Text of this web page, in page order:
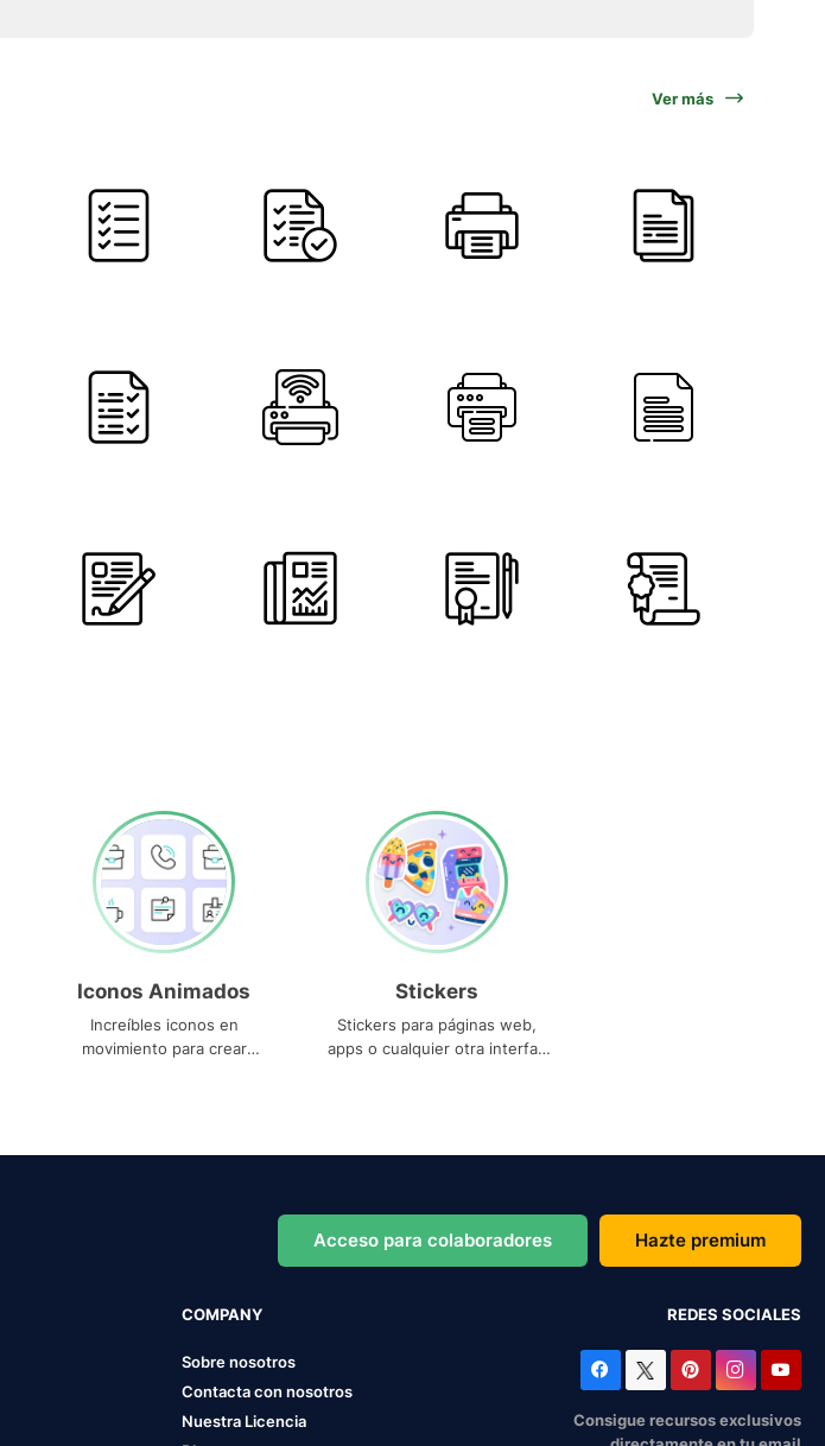
Ver más
Iconos Animados
Increíbles iconos en
movimiento para crear
Stickers
Stickers para páginas web,
apps o cualquier otra interfaz
Acceso para colaboradores Hazte premium
COMPANY
Sobre nosotros
Contacta con nosotros
Nuestra Licencia
REDES SOCIALES
Consigue recursos exclusivos